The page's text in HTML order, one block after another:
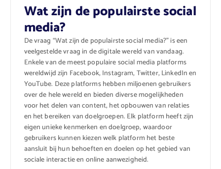
Wat zijn de populairste social
media?
De vraag “Wat zijn de populairste social media?” is een
veelgestelde vraag in de digitale wereld van vandaag.
Enkele van de meest populaire social media platforms
wereldwijd zijn Facebook, Instagram, Twitter, LinkedIn en
YouTube. Deze platforms hebben miljoenen gebruikers
over de hele wereld en bieden diverse mogelijkheden
voor het delen van content, het opbouwen van relaties
en het bereiken van doelgroepen. Elk platform heeft zijn
eigen unieke kenmerken en doelgroep, waardoor
gebruikers kunnen kiezen welk platform het beste
aansluit bij hun behoeften en doelen op het gebied van
sociale interactie en online aanwezigheid.